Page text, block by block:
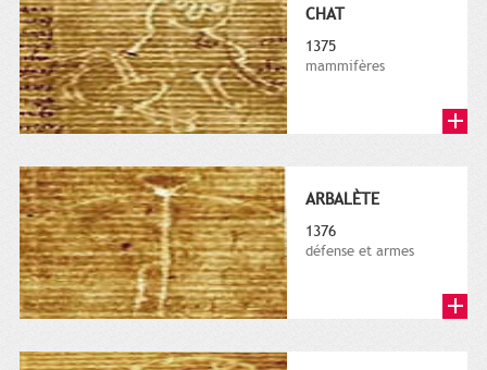
CHAT
1375
mammifères
ARBALÈTE
1376
défense et armes